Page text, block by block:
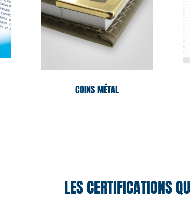
COINS MÉTAL
LES CERTIFICATIONS